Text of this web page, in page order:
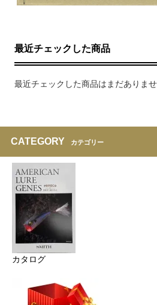
最近チェックした商品
最近チェックした商品はまだありませ
CATEGORY カテゴリー
カタログ